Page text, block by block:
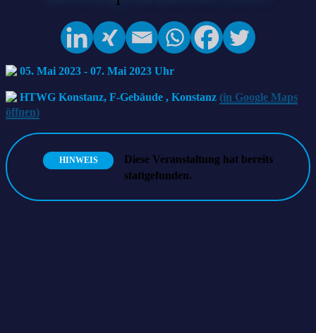
05. Mai 2023 - 07. Mai 2023
HTWG Konstanz, F-Gebäude , Konstanz (in Google Maps
öffnen)
HINWEIS
Diese Veranstaltung hat bereits
stattgefunden.